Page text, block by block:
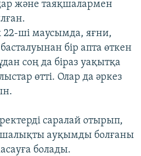
және таяқшалармен
ші маусымда, яғни,
бір апта өткен
соң да біраз уақытқа
өтті. Олар да әркез
саралай отырып,
ауқымды болғаны
болады.